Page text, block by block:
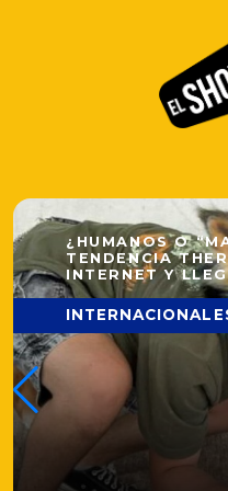
¿HUMANOS O
TENDENCIA
INTERNET Y